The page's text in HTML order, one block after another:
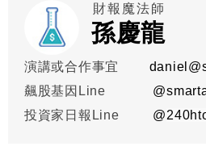
財報魔法師
孫慶龍
演講或合作事宜
飆股基因Line
投資家日報Line
@